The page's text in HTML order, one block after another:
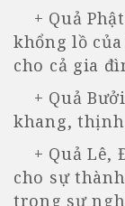
+ Quả
khổng lồ
cho cả gia
+ Quả
khang,
+ Quả Lê,
cho sự
trong sự